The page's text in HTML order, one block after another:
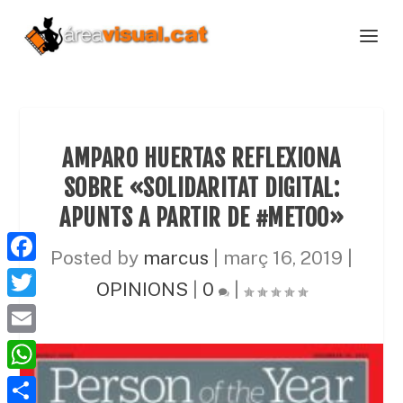
AMPARO HUERTAS REFLEXIONA
SOBRE «SOLIDARITAT DIGITAL:
APUNTS A PARTIR DE #METOO»
Posted by marcus març 16, 2019
OPINIONS
0
F
a
c
e
b
T
w
i
t
E
m
W